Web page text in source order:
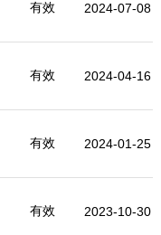
有效 2024-07-08
有效 2024-04-16
有效 2024-01-25
有效 2023-10-30